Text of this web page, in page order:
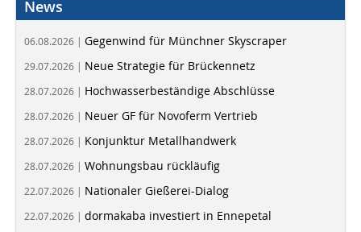
News
06.08.2026 | Gegenwind für Münchner Skyscraper
29.07.2026 | Neue Strategie für Brückennetz
28.07.2026 | Hochwasserbeständige Abschlüsse
28.07.2026 | Neuer GF für Novoferm Vertrieb
28.07.2026 | Konjunktur Metallhandwerk
28.07.2026 | Wohnungsbau rückläufig
22.07.2026 | Nationaler Gießerei-Dialog
22.07.2026 | dormakaba investiert in Ennepetal